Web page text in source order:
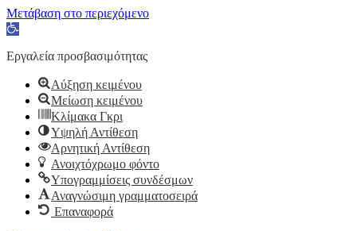
Μετάβαση στο περιεχόμενο
Ανοίξτε
γραμμή
Εργαλεία προσβασιμότητας
Αύξηση κειμένου
Μείωση κειμένου
Κλίμακα Γκρι
Υψηλή Αντίθεση
Αρνητική Αντίθεση
Ανοιχτόχρωμο φόντο
Υπογραμμίσεις συνδέσμων
Αναγνώσιμη γραμματοσειρά
Επαναφορά